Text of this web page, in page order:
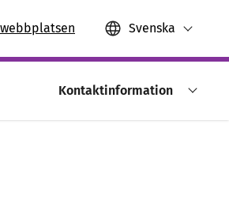
Svenska
Kontaktinformation